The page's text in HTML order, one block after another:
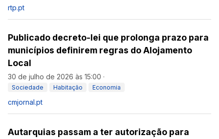
rtp.pt
Publicado decreto-lei que prolonga prazo para
municípios definirem regras do Alojamento
Local
30 de julho de 2026 às 15:00 ·
Sociedade Habitação Economia
cmjornal.pt
Autarquias passam a ter autorização para